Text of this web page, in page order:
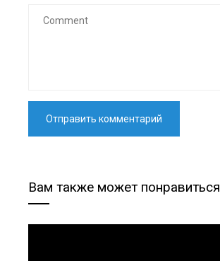
Вам также может понравиться